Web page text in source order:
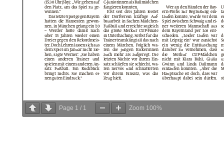
Page 1 / 1 Zoom 100%